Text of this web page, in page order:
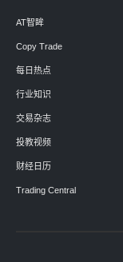
AT智眸
Copy Trade
每日热点
行业知识
交易杂志
投教视频
财经日历
Trading Central